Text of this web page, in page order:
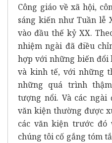
Công giáo về xã hội,
sáng kiến như Tuần lễ
vào đầu thế kỷ XX.
nhiệm ngài đã điều
hợp với những biến đổi
và kinh tế, với những
những quá trình
tượng nổi. Và các
văn kiện thường được
các văn kiện trước đó
chúng tôi cố gắng tóm